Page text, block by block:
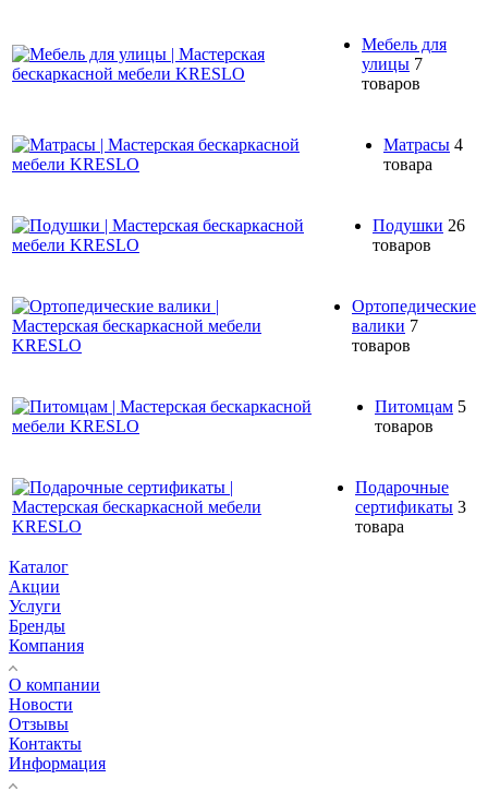
Мебель для
улицы 7
товаров
Матрасы 4
товара
Подушки 26
товаров
Ортопедические
валики 7
товаров
Питомцам 5
товаров
Подарочные
сертификаты 3
товара
Каталог
Акции
Услуги
Бренды
Компания
О компании
Новости
Отзывы
Контакты
Информация